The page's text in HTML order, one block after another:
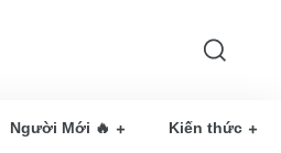
Người Mới 🔥 Kiến thức